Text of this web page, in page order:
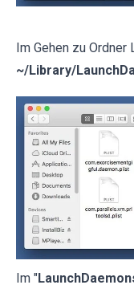
Im Gehen zu Ordner
~/Library/
Im "